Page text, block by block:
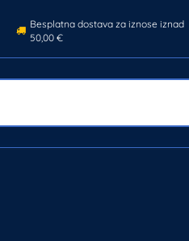
Besplatna dostava za iznose iznad
50,00 €